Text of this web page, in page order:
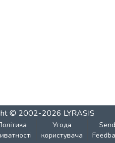
© 2002-2026 LYRASIS
Угода
користувача
Send